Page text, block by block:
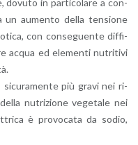
do­vu­to in par­ti­co­la­re a con­
un au­men­to della ten­sio­ne
con con­se­guen­te dif­fi­
acqua ed ele­men­ti nu­tri­ti­vi
si­cu­ra­men­te più gravi nei ri­
nu­tri­zio­ne ve­ge­ta­le nei
è pro­vo­ca­ta da sodio,